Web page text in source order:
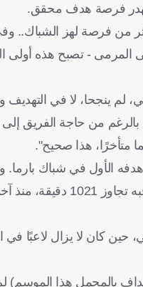
فرصة هدف محقق.
أكثر من فرصة لهز
لم ينجحا، لا في
من حاجة الفريق إلى
متأخرًا، هذا صحيح".
هدفه الأول في شباك
سوى على سبع فرص أساسية، في 16 مباراة،
- مهاجم لايبزيج السابق - فلم يهز الشباك منذ 11 أبريل
بالمجمل هذا الموسم)